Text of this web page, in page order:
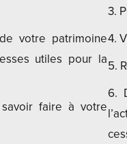
votre patrimoine
utiles pour la
faire à votre
3.
4.
5.
6.